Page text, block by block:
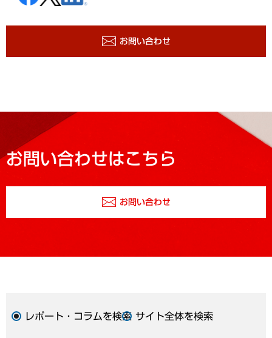
お問い合わせ
お問い合わせはこちら
お問い合わせ
レポート・コラムを検索 サイト全体を検索